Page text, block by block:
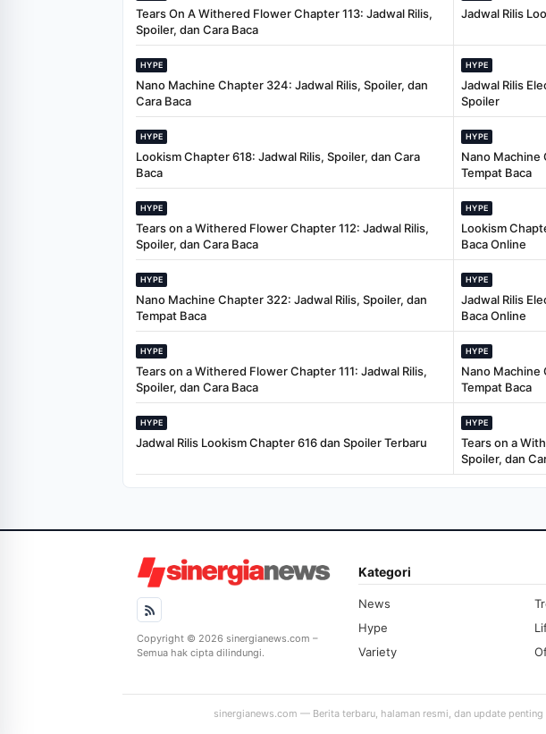
Tears On A Withered Flower Chapter 113: Jadwal Rilis,
Spoiler, dan Cara Baca
Jadwal Rilis
HYPE
Nano Machine Chapter 324: Jadwal Rilis, Spoiler, dan
Cara Baca
HYPE
Jadwal Rilis
Spoiler
HYPE
Lookism Chapter 618: Jadwal Rilis, Spoiler, dan Cara
Baca
HYPE
Nano Machine
Tempat Baca
HYPE
Tears on a Withered Flower Chapter 112: Jadwal Rilis,
Spoiler, dan Cara Baca
HYPE
Lookism
Baca Online
HYPE
Nano Machine Chapter 322: Jadwal Rilis, Spoiler, dan
Tempat Baca
HYPE
Jadwal Rilis
Baca Online
HYPE
Tears on a Withered Flower Chapter 111: Jadwal Rilis,
Spoiler, dan Cara Baca
HYPE
Nano Machine
Tempat Baca
HYPE
Jadwal Rilis Lookism Chapter 616 dan Spoiler Terbaru
HYPE
Tears on a
Spoiler, dan
Copyright © 2026 sinergianews.com –
Semua hak cipta dilindungi.
Kategori
News
Hype
Variety
sinergianews.com — Berita terbaru, halaman resmi, dan update